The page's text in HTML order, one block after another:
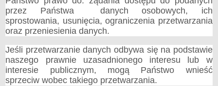
Zarządzenia Kierownika
ZAKŁAD GOSPODARKI KOMUNALNEJ I MIESZKANIOWEJ
Taryfa dotycząca zbiorowego zaopatrzenia w wodę i zbiorowego
odprowadzania ścieków
AKTUALNOŚCI
POLITYKA PRYWATNOŚCI SERWISU
przez Państwa danych osobowych, ich
sprostowania, usunięcia, ograniczenia przetwarzania
oraz przeniesienia danych.
Jeśli przetwarzanie danych odbywa się na podstawie
naszego prawnie uzasadnionego interesu lub w
interesie publicznym, mogą Państwo wnieść
sprzeciw wobec takiego przetwarzania.